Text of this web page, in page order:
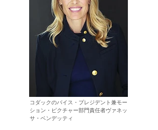
コダックのバイス・プレジデント兼モー
ション・ピクチャー部門責任者ヴァネッ
サ・ベンデッティ